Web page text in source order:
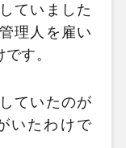
ていました
理人を雇い
す。
ていたのが
いたわけで